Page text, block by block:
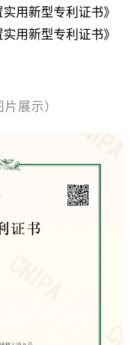
用新型专利证书》
用新型专利证书》
展示）